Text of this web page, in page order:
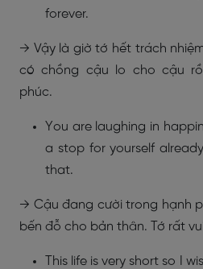
forever.
→ Vậy là giờ tớ hết trách
có chồng cậu lo cho cậu
phúc.
You are laughing in
a stop for yourself
that.
→ Cậu đang cười trong hạnh
bến đỗ cho bản thân. Tớ rất
This life is very short so I